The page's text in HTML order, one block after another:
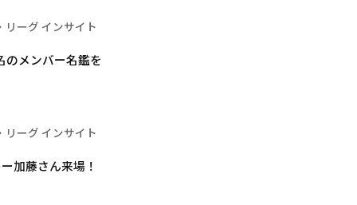
リーグ インサイト
のメンバー名鑑を
リーグ インサイト
加藤さん来場！